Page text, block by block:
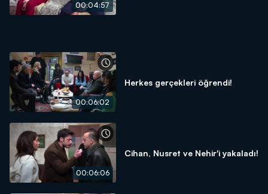
00:04:57
00:06:02
Herkes gerçekleri öğrendi!
00:06:06
Cihan, Nusret ve Nehir'i yakaladı!